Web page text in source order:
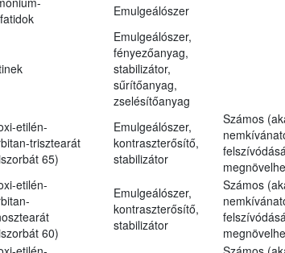
Emulgeálószer
Emulgeálószer,
fényezőanyag,
stabilizátor,
sűrítőanyag,
zselésítőanyag
etilén-
trisztearát
65)
Emulgeálószer,
kontraszterősítő,
stabilizátor
Számos
etilén-
60)
Emulgeálószer,
kontraszterősítő,
stabilizátor
Számos